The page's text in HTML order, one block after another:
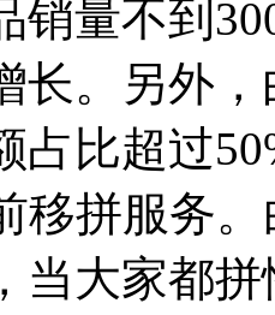
销量不到
长。另外
占比超过
拼服务。
当大家都